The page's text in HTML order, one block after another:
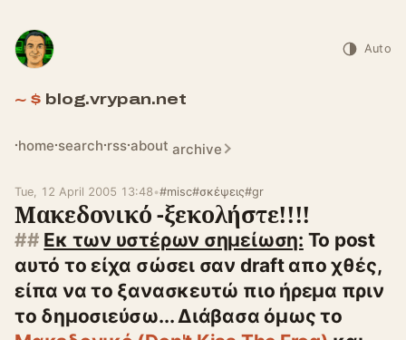
blog.vrypan.net
home search rss about archive
Auto
Tue, 12 April 2005 13:48•#misc#σκέψεις#gr
Μακεδονικό -ξεκολήστε!!!!
Εκ των υστέρων σημείωση: Το post
αυτό το είχα σώσει σαν draft απο χθές,
είπα να το ξανασκευτώ πιο ήρεμα πριν
το δημοσιεύσω... Διάβασα όμως το